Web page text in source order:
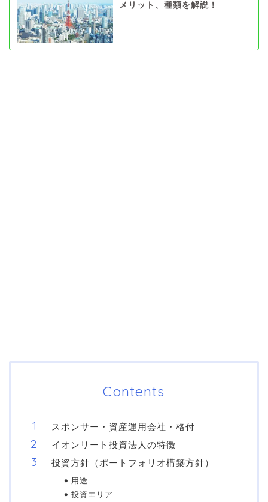
メリット、種類を解説！
Contents
スポンサー・資産運用会社・格付
イオンリート投資法人の特徴
投資方針（ポートフォリオ構築方針）
用途
投資エリア